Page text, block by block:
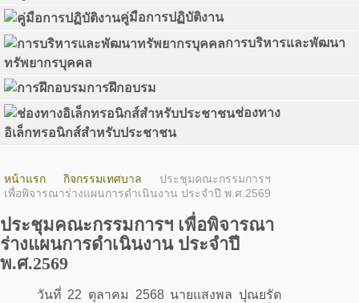
คู่มือการปฏิบัติงาน
การบริหารและพัฒนา
ทรัพยากรบุคคล
การฝึกอบรม
ช่องทาง
อิเล็กทรอนิกส์สำหรับประชาชน
หน้าแรก กิจกรรมเทศบาล
ประชุมคณะกรรมการฯ
เพื่อพิจารณาร่างแผนการดำเนินงาน ประจำปี พ.ศ.2569
ประชุมคณะกรรมการฯ เพื่อพิจารณา
ร่างแผนการดำเนินงาน ประจำปี
พ.ศ.2569
วันที่ 22 ตุลาคม 2568 นายแสงพล ปุณยรัต